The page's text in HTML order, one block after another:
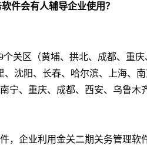
件会有人辅导企业使用？
关区（黄埔、拱北、成都、重
沈阳、长春、哈尔滨、上海、南
宁、重庆、成都、西安、乌鲁木
，企业利用金关二期关务管理软